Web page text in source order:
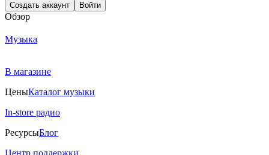
Создать аккаунт Войти
Обзор
Музыка
В магазине
ЦеныКаталог музыки
In-store радио
РесурсыБлог
Центр поддержки